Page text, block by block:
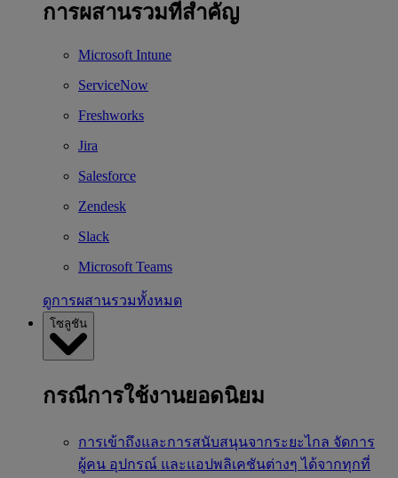
การผสานรวมที่สำคัญ
Microsoft Intune
ServiceNow
Freshworks
Jira
Salesforce
Zendesk
Slack
Microsoft Teams
ดูการผสานรวมทั้งหมด
โซลูชัน
กรณีการใช้งานยอดนิยม
การเข้าถึงและการสนับสนุนจากระยะไกล จัดการ
ผู้คน อุปกรณ์ และแอปพลิเคชันต่างๆ ได้จากทุกที่